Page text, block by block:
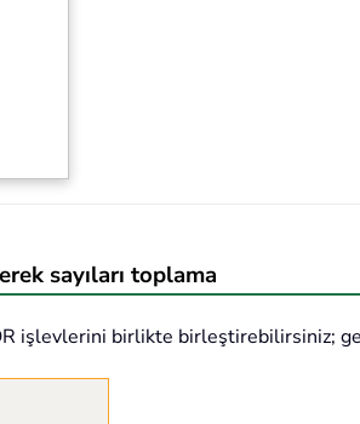
sayıları toplama
işlevlerini birlikte birleştirebilirsiniz;